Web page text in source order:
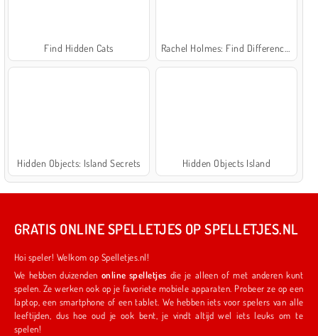
Find Hidden Cats
Hidden Objects: Island Secrets Hidden Objects Island
GRATIS ONLINE SPELLETJES OP SPELLETJES.NL
Hoi speler! Welkom op Spelletjes.nl!
We hebben duizenden online spelletjes die je alleen of met anderen kunt
spelen. Ze werken ook op je favoriete mobiele apparaten. Probeer ze op een
laptop, een smartphone of een tablet. We hebben iets voor spelers van alle
leeftijden, dus hoe oud je ook bent, je vindt altijd wel iets leuks om te
spelen!